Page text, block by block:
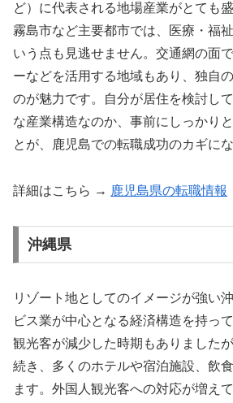
ど）に代表される地場産業がとても
霧島市など主要都市では、医療・福
いう点も見逃せません。交通網の面
ーなどを活用する地域もあり、独自
のが魅力です。自分が居住を検討し
な産業構造なのか、事前にしっかり
とが、鹿児島での転職成功のカギにな
詳細はこちら → 鹿児島県の転職情報
沖縄県
リゾート地としてのイメージが強い
ビス業が中心となる経済構造を持っ
観光客が減少した時期もありました
続き、多くのホテルや宿泊施設、飲
ます。外国人観光客への対応が増え